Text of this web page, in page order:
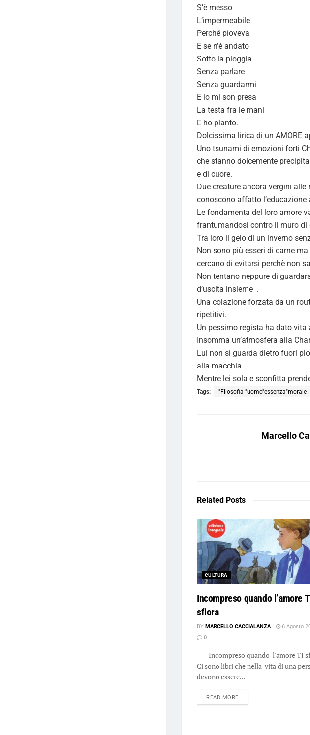
S’è messo
L’impermeabile
Perché pioveva
E se n’è andato
Sotto la pioggia
Senza parlare
Senza guardarmi
E io mi son presa
La testa fra le mani
E ho pianto.
Dolcissima lirica di un AMORE
Uno tsunami di emozioni forti
che stanno dolcemente
e di cuore.
Due creature ancora vergini alle
conoscono affatto l’educazione
Le fondamenta del loro amore
frantumandosi contro il muro di
Tra loro il gelo di un inverno
Non sono più esseri di carne
cercano di evitarsi perchè non
Non tentano neppure di
d’uscita insieme .
Una colazione forzata da un
ripetitivi.
Un pessimo regista ha dato
Insomma un’atmosfera alla
Lui non si guarda dietro fuori
alla macchia.
Mentre lei sola e sconfitta
Tags: "Filosofia "uomo"essenza"morale
Marcello
Related Posts
CULTURA
Incompreso quando l’amore
sfiora
BY MARCELLO CACCIALANZA
6 Agosto
0
Incompreso quando l'amore TI
Ci sono libri che nella vita di una
devono essere...
READ MOREDETAILS